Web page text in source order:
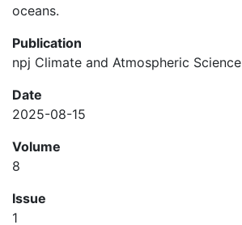
oceans.
Publication
npj Climate and Atmospheric Science
Date
2025-08-15
Volume
8
Issue
1